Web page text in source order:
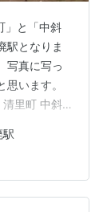
」と「中斜
駅となりま
写真に写っ
います。
里町 中斜
２１年３
： ２０１３
参加中鉄道
旅行
駅